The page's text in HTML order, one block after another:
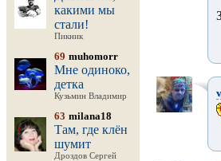
какими мы
стали!
Пикник
69 muhomorr
Мне одиноко,
детка
Кузьмин Владимир
63 milana18
Там, где клён
шумит
Дроздов Сергей